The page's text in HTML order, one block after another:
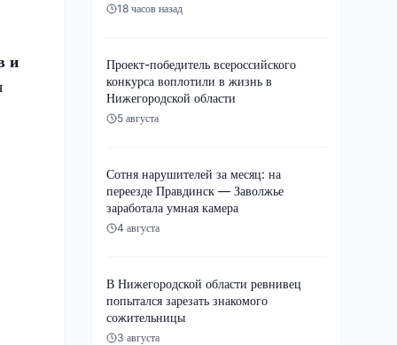
и
18 часов назад
Проект-победитель всероссийского
конкурса воплотили в жизнь в
Нижегородской области
5 августа
Сотня нарушителей за месяц: на
переезде Правдинск — Заволжье
заработала умная камера
4 августа
В Нижегородской области ревнивец
попытался зарезать знакомого
сожительницы
3 августа